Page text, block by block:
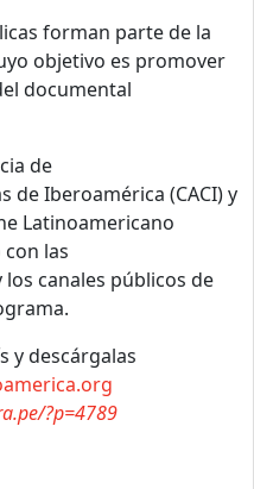
forman parte de la
objetivo es promover
documental
de
de Iberoamérica (CACI) y
Latinoamericano
con las
canales públicos de
y descárgalas
?p=4789